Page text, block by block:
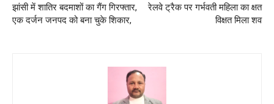
झांसी में शातिर बदमाशों का गैंग गिरफ्तार,
एक दर्जन जनपद को बना चुके शिकार,
रेलवे ट्रैक पर गर्भवती महिला का क्षत
विक्षत मिला शव